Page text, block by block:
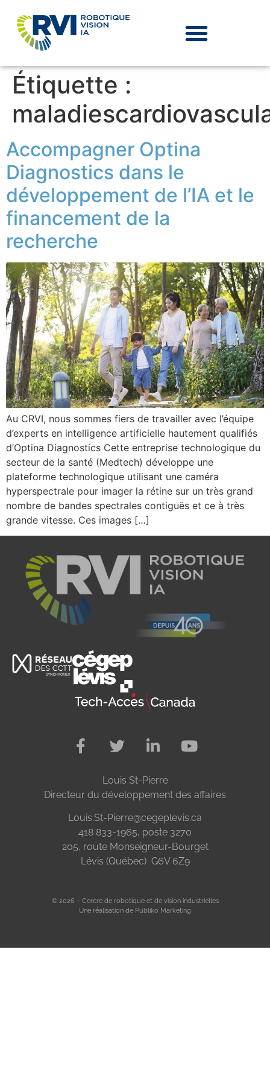
Étiquette :
Accompagner Optina
Diagnostics dans le
développement de l’IA et le
financement de la
recherche
Au CRVI, nous sommes fiers de travailler avec l’équipe
d’experts en intelligence artificielle hautement qualifiés
d’Optina Diagnostics Cette entreprise technologique du
secteur de la santé (Medtech) développe une
plateforme technologique utilisant une caméra
hyperspectrale pour imager la rétine sur un très grand
nombre de bandes spectrales contiguës et ce à très
grande vitesse. Ces images […]
Louis St-Pierre
Directeur du développement des affaires
Louis.St-Pierre@cegeplevis.ca
418 833-1965, poste 3270
205, route Monseigneur-Bourget
Lévis (Québec) G6V 6Z9
© 2026 – Centre de robotique et de vision industrielles
Une réalisation de Publiko Marketing